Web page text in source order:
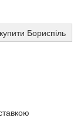
Бориспіль